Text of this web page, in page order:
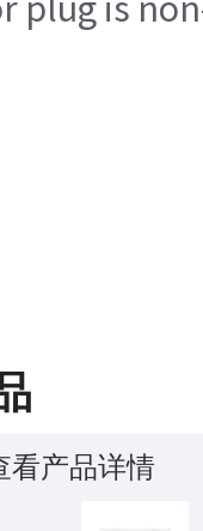
看产品详情